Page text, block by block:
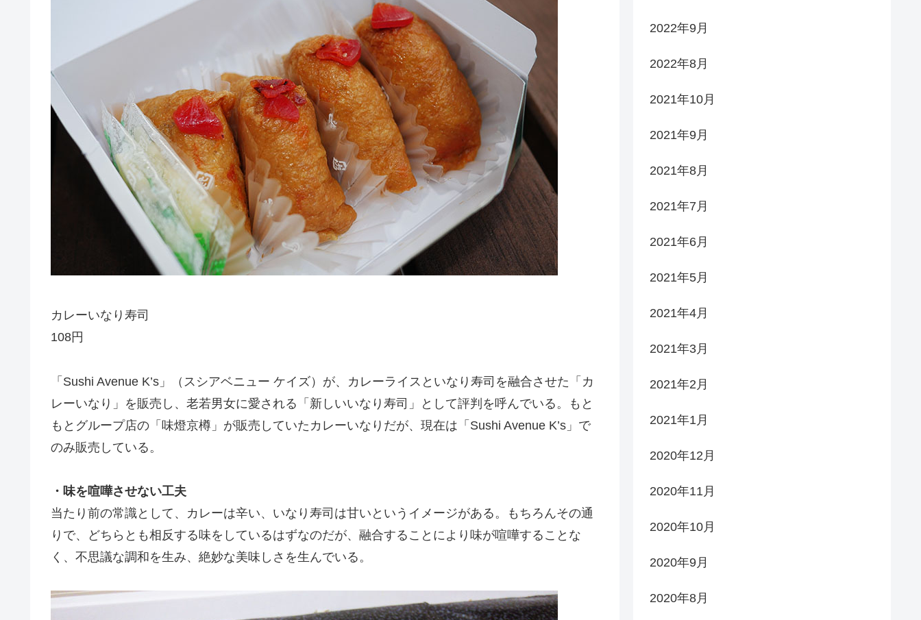
カレーいなり寿司
108円
「Sushi Avenue K’s」（スシアベニュー ケイズ）が、カレーライスといなり寿司を融合させた「カ
レーいなり」を販売し、老若男女に愛される「新しいいなり寿司」として評判を呼んでいる。もと
もとグループ店の「味燈京樽」が販売していたカレーいなりだが、現在は「Sushi Avenue K’s」で
のみ販売している。
・味を喧嘩させない工夫
当たり前の常識として、カレーは辛い、いなり寿司は甘いというイメージがある。もちろんその通
りで、どちらとも相反する味をしているはずなのだが、融合することにより味が喧嘩することな
く、不思議な調和を生み、絶妙な美味しさを生んでいる。
2022年9月
2022年8月
2021年10月
2021年9月
2021年8月
2021年7月
2021年6月
2021年5月
2021年4月
2021年3月
2021年2月
2021年1月
2020年12月
2020年11月
2020年10月
2020年9月
2020年8月